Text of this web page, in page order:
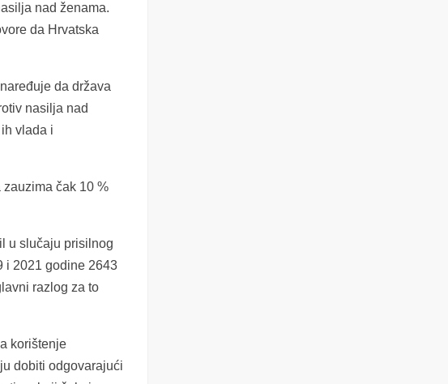
nad ženama.
da Hrvatska
da država
nasilja nad
vlada i
čak 10 %
u slučaju prisilnog
i 2021 godine 2643
razlog za to
korištenje
dobiti odgovarajući